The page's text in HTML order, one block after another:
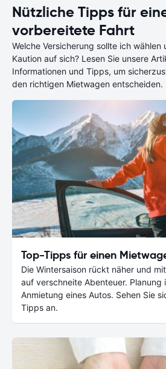
Nützliche Tipps für
vorbereitete Fahrt
Welche Versicherung sollte ich
Kaution auf sich? Lesen Sie unsere
Informationen und Tipps, um
den richtigen Mietwagen entscheiden.
Top-Tipps für einen
Die Wintersaison rückt näher und
auf verschneite Abenteuer.
Anmietung eines Autos. Sehen Sie
Tipps an.